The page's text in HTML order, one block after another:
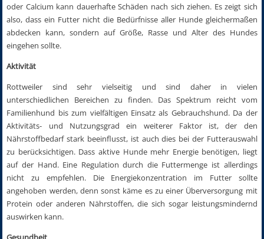
oder Calcium kann dauerhafte Schäden nach sich ziehen. Es zeigt sich
also, dass ein Futter nicht die Bedürfnisse aller Hunde gleichermaßen
abdecken kann, sondern auf Größe, Rasse und Alter des Hundes
eingehen sollte.
Aktivität
Rottweiler
sind sehr vielseitig und sind daher in vielen
unterschiedlichen Bereichen zu finden. Das Spektrum reicht vom
Familienhund bis zum vielfältigen Einsatz als Gebrauchshund. Da der
Aktivitäts- und Nutzungsgrad ein weiterer Faktor ist, der den
Nährstoffbedarf stark beeinflusst, ist auch dies bei der Futterauswahl
zu berücksichtigen. Dass aktive Hunde mehr Energie benötigen, liegt
auf der Hand. Eine Regulation durch die Futtermenge ist allerdings
nicht zu empfehlen. Die Energiekonzentration im Futter sollte
angehoben werden, denn sonst käme es zu einer Überversorgung mit
Protein oder anderen Nährstoffen, die sich sogar leistungsmindernd
auswirken kann.